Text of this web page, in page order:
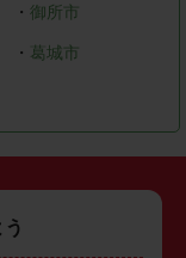
・御所市
・ 葛城市